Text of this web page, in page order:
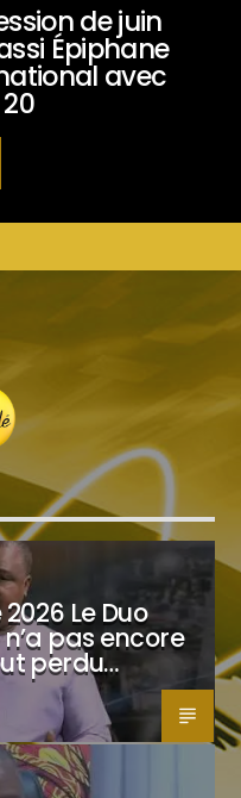
de juin
Épiphane
avec
Le Duo
pas encore
perdu…